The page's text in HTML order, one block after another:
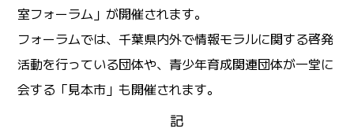
室フォーラム」が開催されます。
フォーラムでは、千葉県内外で情報モラルに関する啓発
活動を行っている団体や、青少年育成関連団体が一堂に
会する「見本市」も開催されます。
記